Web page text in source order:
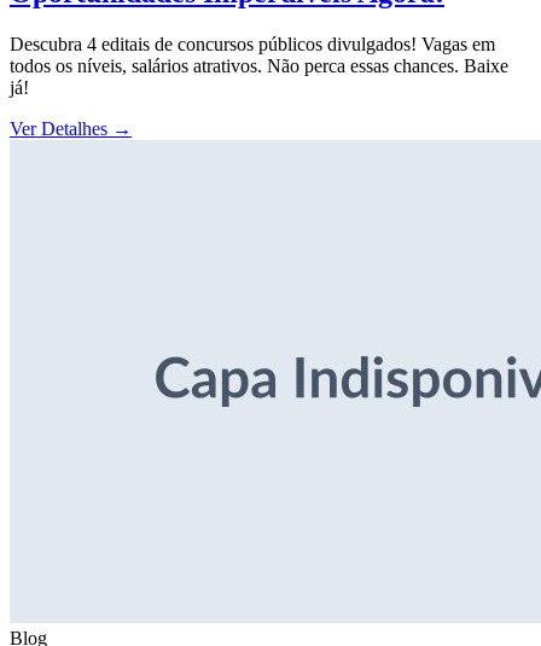
Descubra 4 editais de concursos públicos divulgados! Vagas em
todos os níveis, salários atrativos. Não perca essas chances. Baixe
já!
Ver Detalhes →
Blog